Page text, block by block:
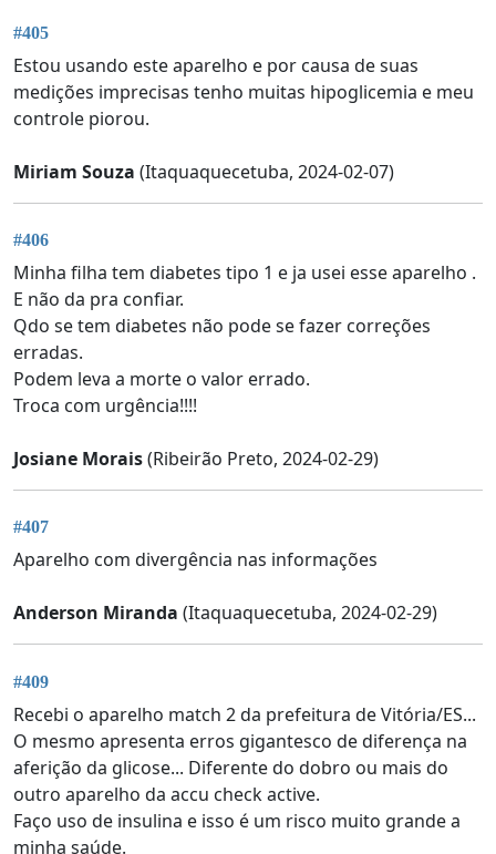
#405
Estou usando este aparelho e por causa de suas
medições imprecisas tenho muitas hipoglicemia e meu
controle piorou.
Miriam Souza (Itaquaquecetuba, 2024-02-07)
#406
Minha filha tem diabetes tipo 1 e ja usei esse aparelho .
E não da pra confiar.
Qdo se tem diabetes não pode se fazer correções
erradas.
Podem leva a morte o valor errado.
Troca com urgência!!!!
Josiane Morais(Ribeirão Preto, 2024-02-29)
#407
Aparelho com divergência nas informações
Anderson Miranda (Itaquaquecetuba, 2024-02-29)
#409
Recebi o aparelho match 2 da prefeitura de Vitória/ES...
O mesmo apresenta erros gigantesco de diferença na
aferição da glicose... Diferente do dobro ou mais do
outro aparelho da accu check active.
Faço uso de insulina e isso é um risco muito grande a
minha saúde.